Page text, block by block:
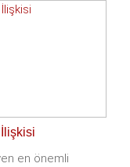
en önemli